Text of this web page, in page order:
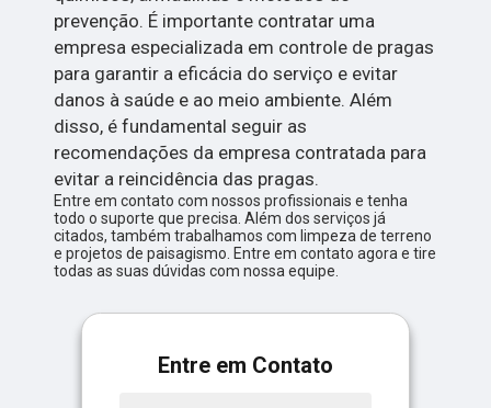
prevenção. É importante contratar uma
empresa especializada em controle de pragas
para garantir a eficácia do serviço e evitar
danos à saúde e ao meio ambiente. Além
disso, é fundamental seguir as
recomendações da empresa contratada para
evitar a reincidência das pragas.
Entre em contato com nossos profissionais e tenha
todo o suporte que precisa. Além dos serviços já
citados, também trabalhamos com limpeza de terreno
e projetos de paisagismo. Entre em contato agora e tire
todas as suas dúvidas com nossa equipe.
Entre em Contato